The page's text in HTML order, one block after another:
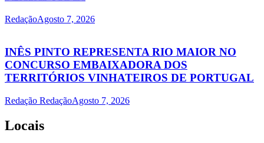
RedaçãoAgosto 7, 2026
INÊS PINTO REPRESENTA RIO MAIOR NO
CONCURSO EMBAIXADORA DOS
TERRITÓRIOS VINHATEIROS DE PORTUGAL
Redação RedaçãoAgosto 7, 2026
Locais